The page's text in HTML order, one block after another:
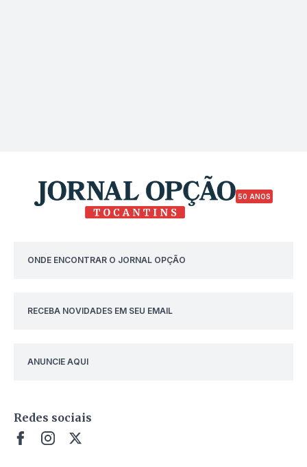
50 ANOS
ONDE ENCONTRAR O JORNAL OPÇÃO
RECEBA NOVIDADES EM SEU EMAIL
ANUNCIE AQUI
Redes sociais